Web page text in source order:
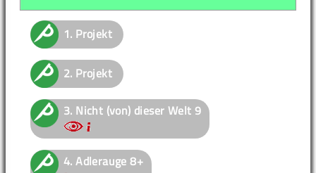
1. Projekt
2. Projekt
3. Nicht (von) dieser Welt 9
4.Adlerauge 8+